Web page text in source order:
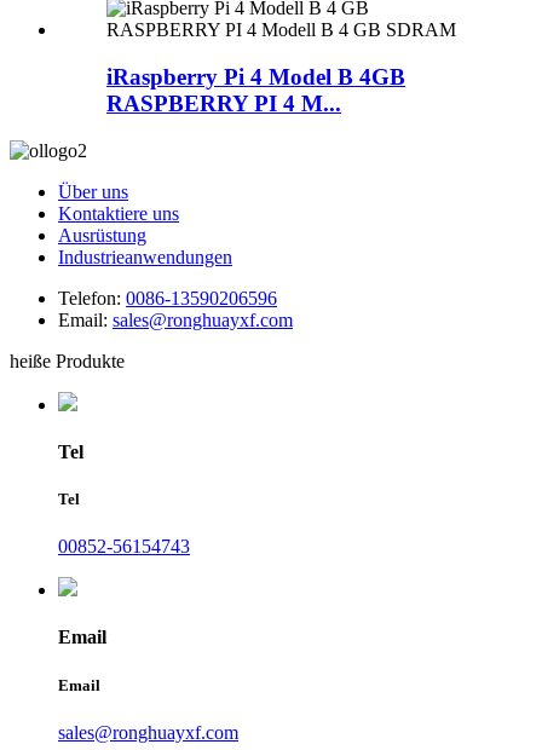
iRaspberry Pi 4 Model B 4GB
RASPBERRY PI 4 M...
Über uns
Kontaktiere uns
Ausrüstung
Industrieanwendungen
Telefon: 0086-13590206596
Email: sales@ronghuayxf.com
heiße Produkte
Tel
Tel
00852-56154743
Email
Email
sales@ronghuayxf.com